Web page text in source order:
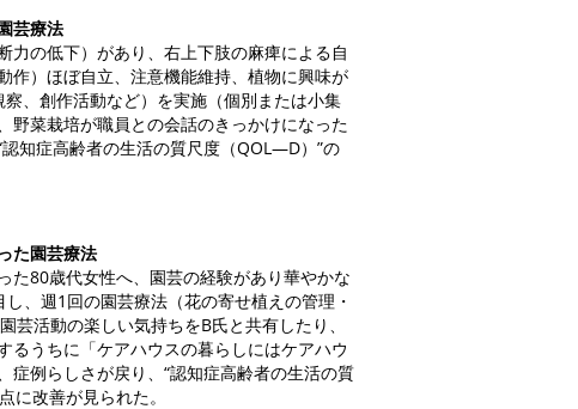
芸療法
の低下）があり、右上下肢の麻痺による自
作）ほぼ自立、注意機能維持、植物に興味が
、創作活動など）を実施（個別または小集
野菜栽培が職員との会話のきっかけになった
知症高齢者の生活の質尺度（QOL―D）”の
た園芸療法
80歳代女性へ、園芸の経験があり華やかな
、週1回の園芸療法（花の寄せ植えの管理・
活動の楽しい気持ちをB氏と共有したり、
るうちに「ケアハウスの暮らしにはケアハウ
症例らしさが戻り、“認知症高齢者の生活の質
改善が見られた。